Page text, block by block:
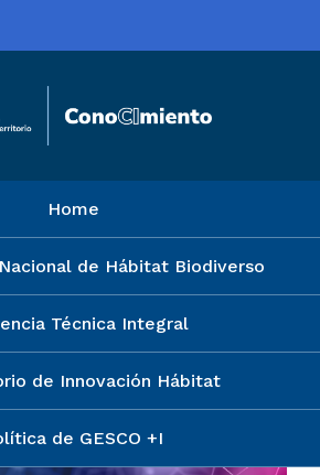
Home
de Hábitat Biodiverso
Técnica Integral
de Innovación Hábitat
de GESCO +I